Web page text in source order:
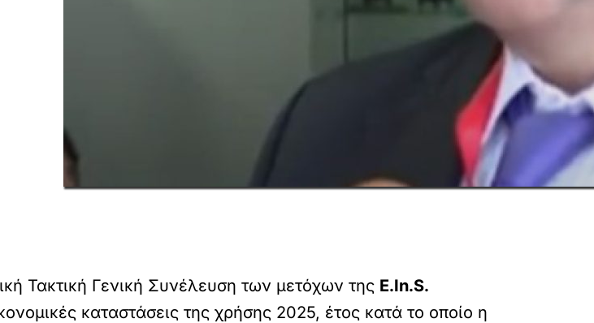
Τακτική Γενική Συνέλευση των μετόχων της E.In.S.
καταστάσεις της χρήσης 2025, έτος κατά το οποίο η